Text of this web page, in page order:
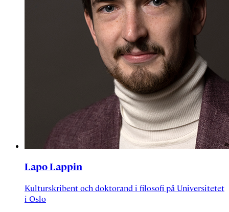
Lapo Lappin
Kulturskribent och doktorand i filosofi på Universitetet
i Oslo